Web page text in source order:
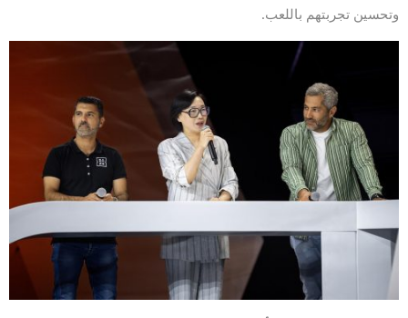
وتحسين تجربتهم باللعب.